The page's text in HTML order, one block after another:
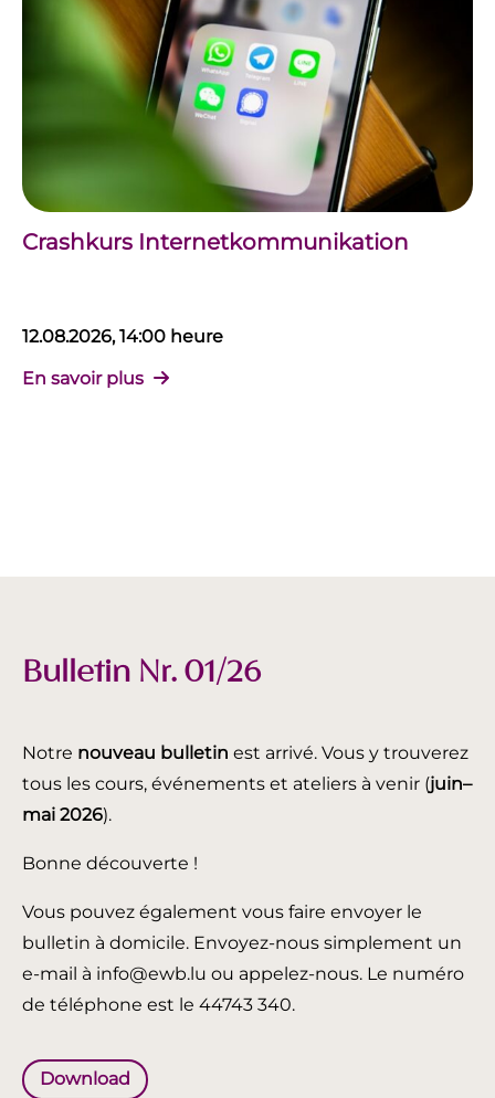
Crashkurs Internetkommunikation
12.08.2026, 14:00 heure
En savoir plus
Bulletin Nr. 01/26
Notre nouveau bulletin est arrivé. Vous y trouverez
tous les cours, événements et ateliers à venir (juin–
mai 2026).
Bonne découverte !
Vous pouvez également vous faire envoyer le
bulletin à domicile. Envoyez-nous simplement un
e-mail à info@ewb.lu ou appelez-nous. Le numéro
de téléphone est le 44743 340.
Download